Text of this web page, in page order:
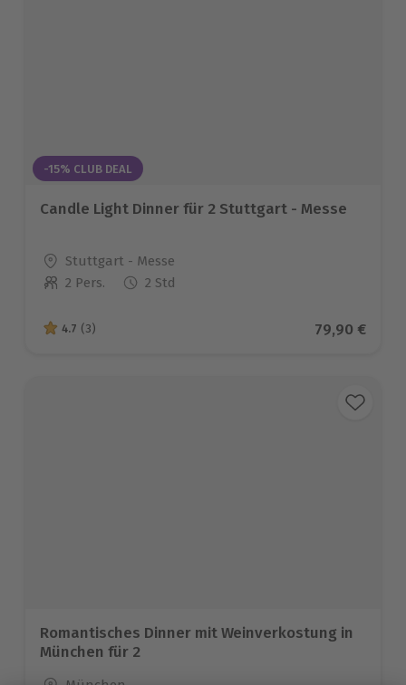
-15% CLUB DEAL
Candle Light Dinner für 2 Stuttgart - Messe
Standort
Stuttgart - Messe
Anzahl der Teilnehmer
2 Pers. 2 Std
4.7 von 5 Sternen basierend auf 3 Bewertungen
4.7 (3) Aktueller
79,90 €
Romantisches Dinner mit Weinverkostung in
München für 2